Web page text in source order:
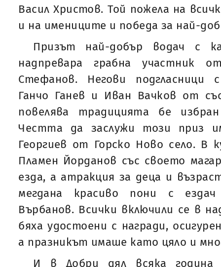
Васил Христов. Той пожела на
и на имениците и победа за най-
Призът най-добър водач с
надпревара грабна участник
Стефанов. Негови подгласници
Ганчо Ганев и Иван Вачков от
повелява традицията бе
Честта да заслужи този приз
Георгиев от Горско Ново село. В
Пламен Йорданов със своето
езда, а атракция за деца и
мегдана красиво пони с
Върбанов. Всички включили се в
бяха удостоени с награди,
а празникът имаше като цяло и
И в Добри дял всяка година